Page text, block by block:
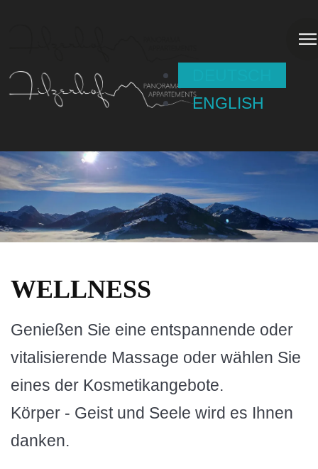
ENGLISH
WELLNESS
Genießen Sie eine entspannende oder
vitalisierende Massage oder wählen Sie
eines der Kosmetikangebote.
Körper - Geist und Seele wird es Ihnen
danken.